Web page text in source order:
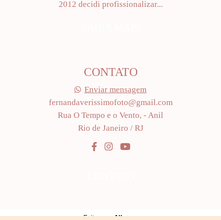
2012 decidi profissionalizar...
CONTATO
Enviar mensagem
fernandaverissimofoto@gmail.com
Rua O Tempo e o Vento, - Anil
Rio de Janeiro / RJ
Feito comAlboom